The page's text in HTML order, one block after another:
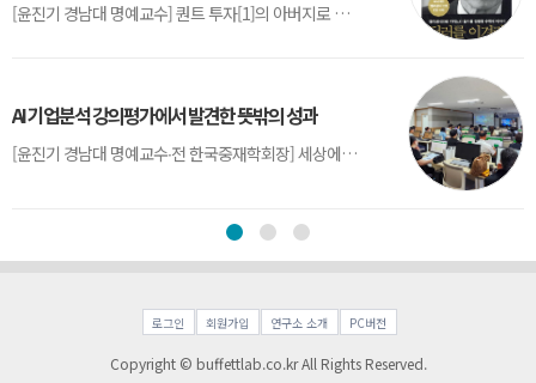
[윤진기 경남대 명예교수] 퀀트 투자[1]의 아버지로 불리는 에드워드 소프(Edward O. Thorp)는 수학계에서 천재로 알려진 인물이다. 그는 수학자이지만, 투자 업계에도 여러 가지 흥미로운 일화를 남겼다.수학을 이용하여 카지노를 이길 수 있는지가 궁금했던 그는 동료 교수가 소개해 준 블랙잭(Blackjack) 전략의 핵심을 손바닥 크기의 종이에 요...
AI 기업분석 강의평가에서 발견한 뜻밖의 성과
[윤진기 경남대 명예교수∙전 한국중재학회장] 세상에는 우연처럼 보이지만 인류의 진보를 이끌어낸 사건들이 있다. 영국의 알렉산더 플레밍(Alexander Fleming)이 곰팡이 핀 페트리 접시(Petri dish)를 버리지 않고[1] 관찰해 페니실린을 발견한 것은 그 대표적 사례다. 무심히 지나쳤다면 결코 없었을 혁신이었다.지난 7월 5일, 필자가 개발한 기업...
로그인 회원가입 연구소 소개 PC버전
Copyright © buffettlab.co.kr All Rights Reserved.